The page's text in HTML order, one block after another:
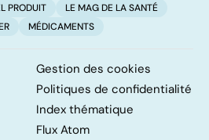
PRODUIT
LE MAG DE LA SANTÉ
MÉDICAMENTS
Gestion des cookies
Politiques de confidentialité
Index thématique
Flux Atom